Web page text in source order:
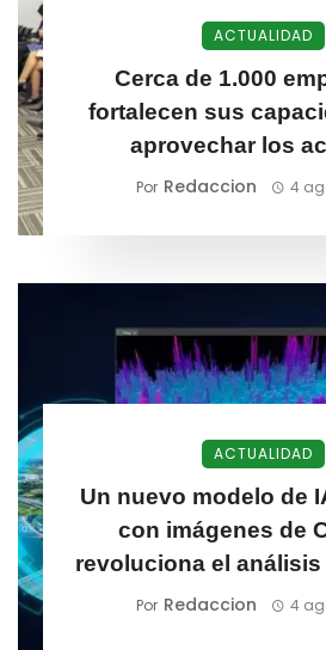
ACTUALIDAD
Cerca de 1.000
fortalecen sus
aprovechar los
comerciales de
Por Redaccion 4
ACTUALIDAD
Un nuevo modelo de
con imágenes de
revoluciona el
Por Redaccion 4